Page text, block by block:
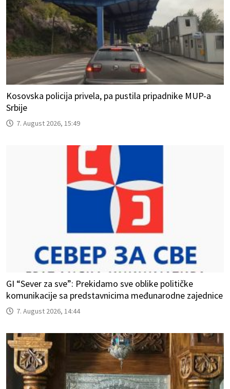
Kosovska policija privela, pa pustila pripadnike MUP-a
Srbije
7. August 2026, 15:49
GI “Sever za sve”: Prekidamo sve oblike političke
komunikacije sa predstavnicima međunarodne zajednice
7. August 2026, 14:44